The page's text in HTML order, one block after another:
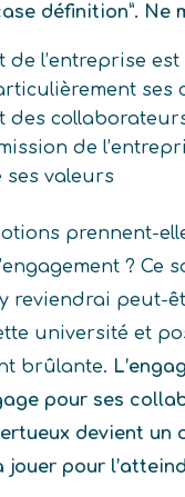
définition”. Ne
de l’entreprise
ses
des
de
ses valeurs
prennent-
?
reviendrai peut-
université et
brûlante.
pour ses
devient
jouer pour